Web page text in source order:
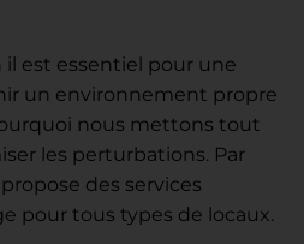
il est essentiel pour une
un environnement propre
nous mettons tout
les perturbations. Par
propose des services
pour tous types de locaux.